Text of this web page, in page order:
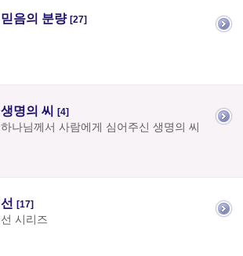
믿음의 분량 [27]
생명의 씨 [4]
하나님께서 사람에게 심어주신 생명의 씨
선 [17]
선 시리즈